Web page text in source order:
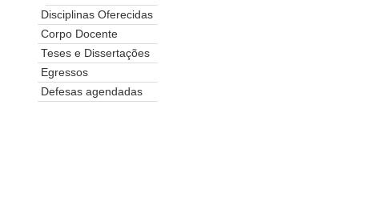
Disciplinas Oferecidas
Corpo Docente
Teses e Dissertações
Egressos
Defesas agendadas